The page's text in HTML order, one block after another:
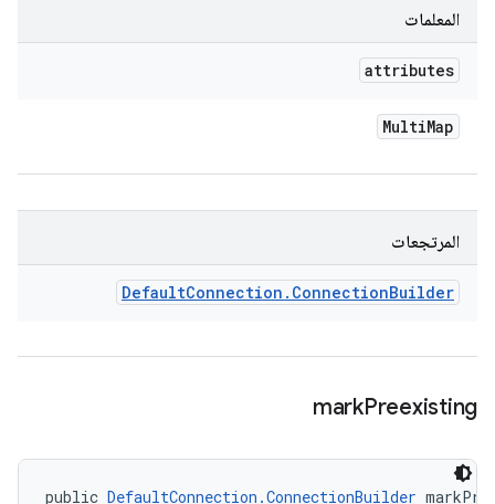
المعلمات
attributes
MultiMap
المرتجعات
DefaultConnection . ConnectionBuilder
markPreexisting
public DefaultConnection.ConnectionBuilder